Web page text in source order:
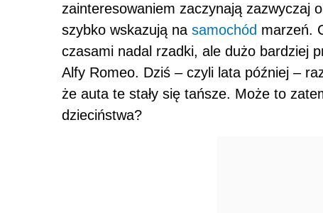
zainteresowaniem zaczynają zazwyczaj
szybko wskazują na samochód marzeń.
czasami nadal rzadki, ale dużo bardziej
Alfy Romeo. Dziś – czyli lata później –
że auta te stały się tańsze. Może to
dzieciństwa?